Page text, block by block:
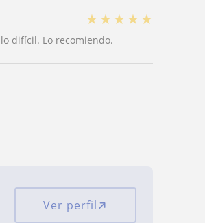
★ ★ ★ ★ ★
difícil. Lo recomiendo.
Ver perfil